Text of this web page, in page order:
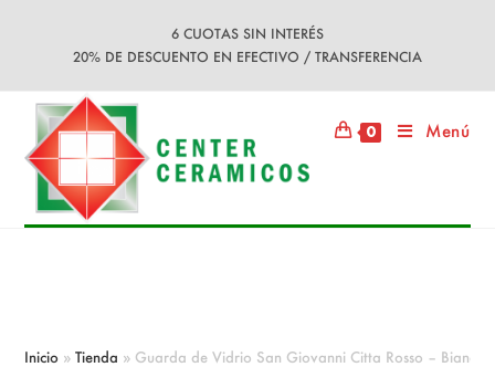
6 CUOTAS SIN INTERÉS
20% DE DESCUENTO EN EFECTIVO / TRANSFERENCIA
0 Menú
Inicio »Tienda » Guarda de Vidrio San Giovanni Citta Rosso – Bianco